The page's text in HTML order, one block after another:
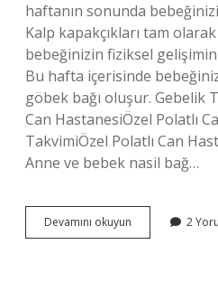
haftanın sonunda
Kalp kapakçıkları tam
bebeğinizin fiziksel
Bu hafta içerisinde
göbek bağı oluşur. Gebelik
Can HastanesiÖzel Polatlı
TakvimiÖzel Polatlı Can
Anne ve bebek nasil bağ…
Devamını okuyun
Bebek
2